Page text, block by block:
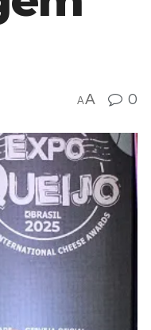
AA 0